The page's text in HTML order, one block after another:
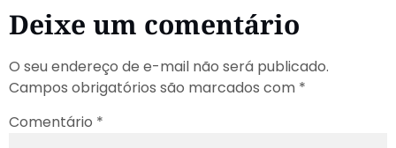
Deixe um comentário
O seu endereço de e-mail não será publicado.
Campos obrigatórios são marcados com *
Comentário *